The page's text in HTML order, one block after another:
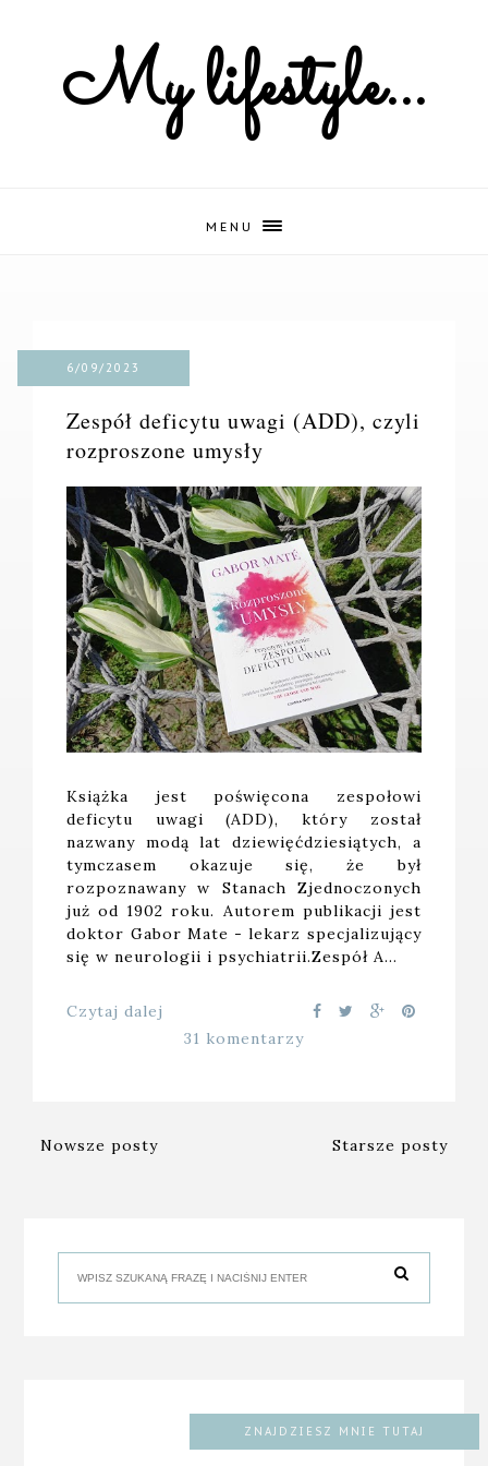
My lifestyle...
MENU
6/09/2023
Zespół deficytu uwagi (ADD), czyli
rozproszone umysły
Książka jest poświęcona zespołowi
deficytu uwagi (ADD), który został
nazwany modą lat dziewięćdziesiątych, a
tymczasem okazuje się, że był
rozpoznawany w Stanach Zjednoczonych
już od 1902 roku. Autorem publikacji jest
doktor Gabor Mate - lekarz specjalizujący
się w neurologii i psychiatrii.Zespół A…
Czytaj dalej
31 komentarzy
Nowsze posty Starsze posty
ZNAJDZIESZ MNIE TUTAJ